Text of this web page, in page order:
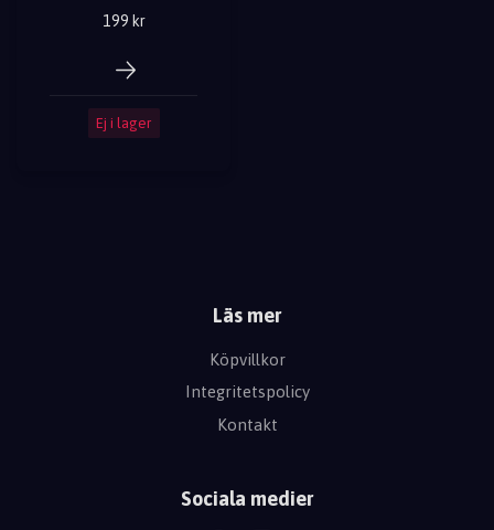
199 kr
Ej i lager
Läs mer
Köpvillkor
Integritetspolicy
Kontakt
Sociala medier